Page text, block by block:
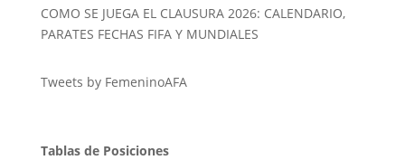
COMO SE JUEGA EL CLAUSURA 2026: CALENDARIO,
PARATES FECHAS FIFA Y MUNDIALES
Tweets by FemeninoAFA
Tablas de Posiciones